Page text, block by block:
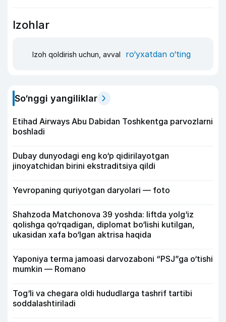
Izohlar
Izoh qoldirish uchun, avval ro‘yxatdan o‘ting
So‘nggi yangiliklar
Etihad Airways Abu Dabidan Toshkentga parvozlarni
boshladi
Dubay dunyodagi eng ko‘p qidirilayotgan
jinoyatchidan birini ekstraditsiya qildi
Yevropaning quriyotgan daryolari — foto
Shahzoda Matchonova 39 yoshda: liftda yolg‘iz
qolishga qo‘rqadigan, diplomat bo‘lishi kutilgan,
ukasidan xafa bo‘lgan aktrisa haqida
Yaponiya terma jamoasi darvozaboni “PSJ”ga o‘tishi
mumkin — Romano
Tog‘li va chegara oldi hududlarga tashrif tartibi
soddalashtiriladi